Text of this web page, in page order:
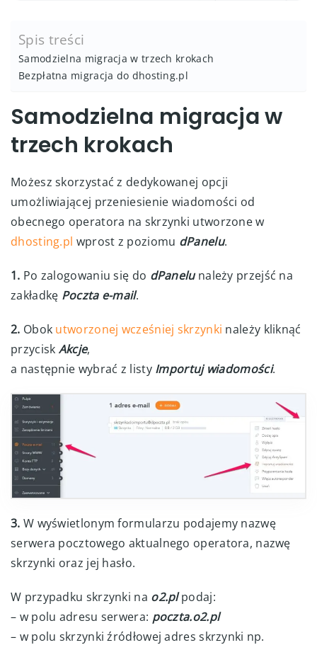
Spis treści
Samodzielna migracja w trzech krokach
Bezpłatna migracja do dhosting.pl
Samodzielna migracja w
trzech krokach
Możesz skorzystać z dedykowanej opcji
umożliwiającej przeniesienie wiadomości od
obecnego operatora na skrzynki utworzone w
dhosting.pl wprost z poziomu dPanelu.
1. Po zalogowaniu się do dPanelunależy przejść na
zakładkę Poczta e-mail.
2. Obok utworzonej wcześniej skrzynki należy kliknąć
przycisk Akcje,
a następnie wybrać z listyImportuj wiadomości.
3. W wyświetlonym formularzu podajemy nazwę
serwera pocztowego aktualnego operatora, nazwę
skrzynki oraz jej hasło.
W przypadku skrzynki na o2.plpodaj:
– w polu adresu serwera: poczta.o2.pl
– w polu skrzynki źródłowej adres skrzynki np.